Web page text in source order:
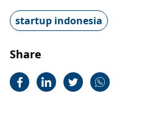
startup indonesia
Share